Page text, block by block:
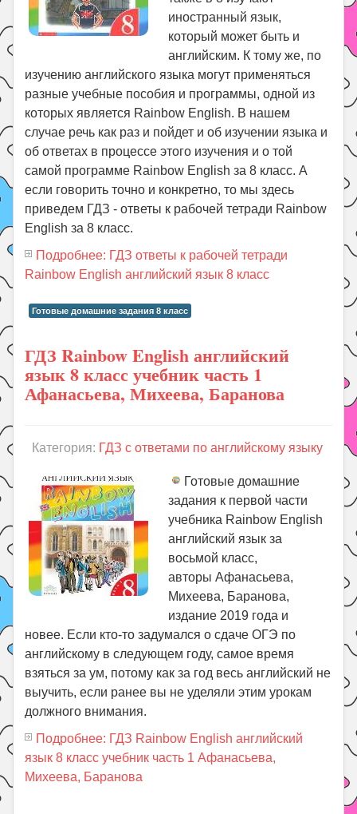
иностранный язык,
который может быть и
английским. К тому же, по
изучению английского языка могут применяться
разные учебные пособия и программы, одной из
которых является Rainbow English. В нашем
случае речь как раз и пойдет и об изучении языка и
об ответах в процессе этого изучения и о той
самой программе Rainbow English за 8 класс. А
если говорить точно и конкретно, то мы здесь
приведем ГДЗ - ответы к рабочей тетради Rainbow
English за 8 класс.
Подробнее: ГДЗ ответы к рабочей тетради
Rainbow English английский язык 8 класс
Готовые домашние задания 8 класс
ГДЗ Rainbow English английский
язык 8 класс учебник часть 1
Афанасьева, Михеева, Баранова
Категория: ГДЗ с ответами по английскому языку
Готовые домашние
задания к первой части
учебника Rainbow English
английский язык за
восьмой класс,
авторы Афанасьева,
Михеева, Баранова,
издание 2019 года и
новее. Если кто-то задумался о сдаче ОГЭ по
английскому в следующем году, самое время
взяться за ум, потому как за год весь английский не
выучить, если ранее вы не уделяли этим урокам
должного внимания.
Подробнее: ГДЗ Rainbow English английский
язык 8 класс учебник часть 1 Афанасьева,
Михеева, Баранова